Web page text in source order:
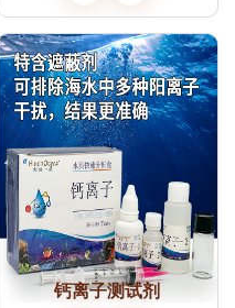
钙离子测试剂